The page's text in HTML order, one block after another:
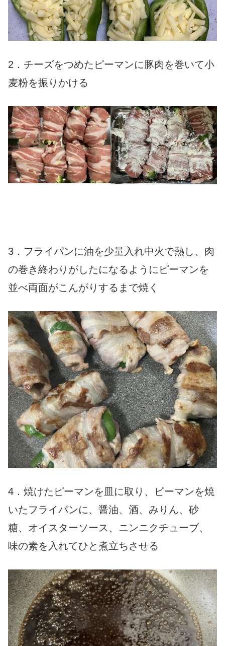
2．チーズをつめたピーマンに豚肉を巻いて小
麦粉を振りかける
3．フライパンに油を少量入れ中火で熱し、肉
の巻き終わりがしたになるようにピーマンを
並べ両面がこんがりするまで焼く
4．焼けたピーマンを皿に取り、ピーマンを焼
いたフライパンに、醤油、酒、みりん、砂
糖、オイスターソース、ニンニクチューブ、
味の素を入れてひと煮立ちさせる